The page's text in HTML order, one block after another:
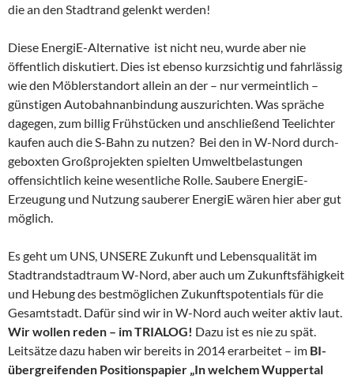
die an den Stadtrand gelenkt werden!
Diese EnergiE-Alternative ist nicht neu, wurde aber nie
öffentlich diskutiert. Dies ist ebenso kurzsichtig und fahrlässig
wie den Möblerstandort allein an der – nur vermeintlich –
günstigen Autobahnanbindung auszurichten. Was spräche
dagegen, zum billig Frühstücken und anschließend Teelichter
kaufen auch die S-Bahn zu nutzen? Bei den in W-Nord durch-
geboxten Großprojekten spielten Umweltbelastungen
offensichtlich keine wesentliche Rolle. Saubere EnergiE-
Erzeugung und Nutzung sauberer EnergiE wären hier aber gut
möglich.
Es geht um UNS, UNSERE Zukunft und Lebensqualität im
Stadtrandstadtraum W-Nord, aber auch um Zukunftsfähigkeit
und Hebung des bestmöglichen Zukunftspotentials für die
Gesamtstadt. Dafür sind wir in W-Nord auch weiter aktiv laut.
Wir wollen reden – im TRIALOG! Dazu ist es nie zu spät.
Leitsätze dazu haben wir bereits in 2014 erarbeitet – im BI-
übergreifenden Positionspapier „In welchem Wuppertal